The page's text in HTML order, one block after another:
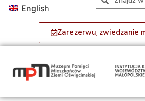
Zarezerwuj zwiedzanie
English